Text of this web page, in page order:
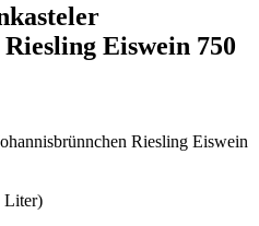
Eiswein 750
Liter)